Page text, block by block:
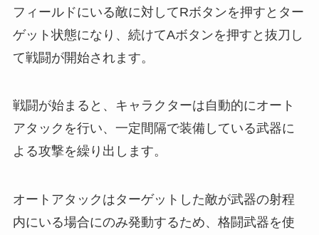
フィールドにいる敵に対してRボタンを押すとター
ゲット状態になり、続けてAボタンを押すと抜刀し
て戦闘が開始されます。
戦闘が始まると、キャラクターは自動的にオート
アタックを行い、一定間隔で装備している武器に
よる攻撃を繰り出します。
オートアタックはターゲットした敵が武器の射程
内にいる場合にのみ発動するため、格闘武器を使